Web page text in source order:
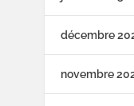
décembre
novembre